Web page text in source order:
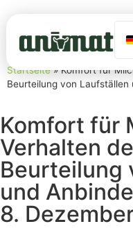
Startseite»Komfort für
Beurteilung von Laufställen
Komfort für
Verhalten
Beurteilung
und
8.